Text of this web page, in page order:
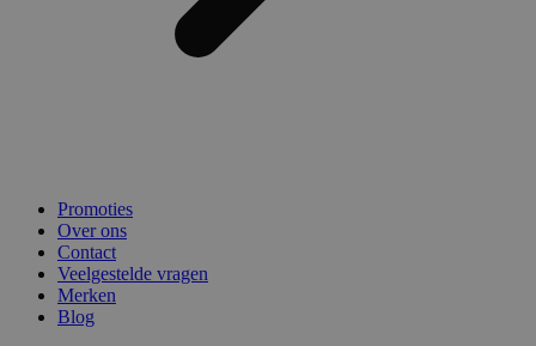
Promoties
Over ons
Contact
Veelgestelde vragen
Merken
Blog